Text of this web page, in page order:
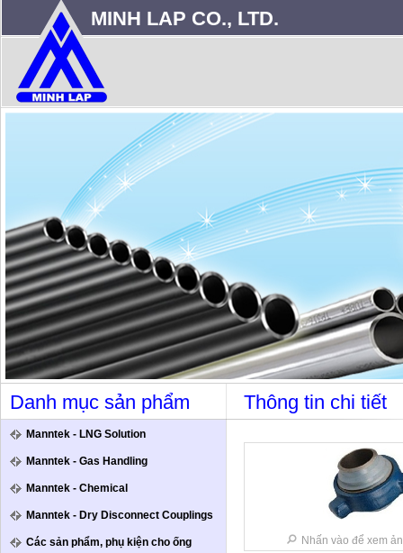
MINH LAP CO., LTD.
Danh mục sản phẩm
Manntek - LNG Solution
Manntek - Gas Handling
Manntek - Chemical
Manntek - Dry Disconnect Couplings
Các sản phẩm, phụ kiện cho ống
Thông tin chi tiết
Nhấn vào để xem